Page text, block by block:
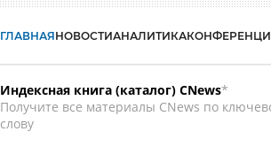
ГЛАВНАЯНОВОСТИАНАЛИТИКА
Индексная книга (каталог) CNews*
Получите все материалы CNews по
слову